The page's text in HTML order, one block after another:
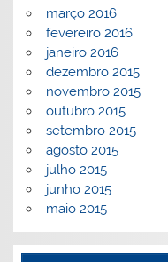
março 2016
fevereiro 2016
janeiro 2016
dezembro 2015
novembro 2015
outubro 2015
setembro 2015
agosto 2015
julho 2015
junho 2015
maio 2015